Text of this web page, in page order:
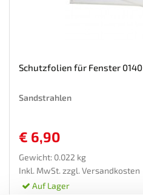
Schutzfolien für Fenster 0140
Sandstrahlen
€ 6,90
Gewicht: 0.022 kg
Inkl. MwSt. zzgl. Versandkosten
Auf Lager